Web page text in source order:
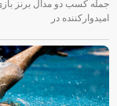
جمله کسب دو مدال برنز
امیدوارکننده در